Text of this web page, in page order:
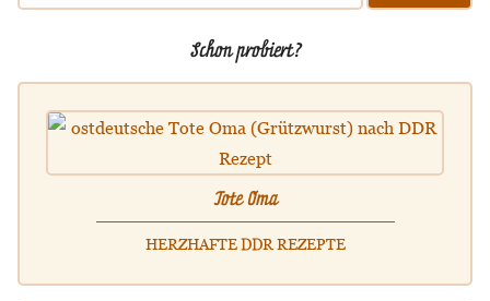
Schon probiert?
Tote Oma
HERZHAFTE DDR REZEPTE